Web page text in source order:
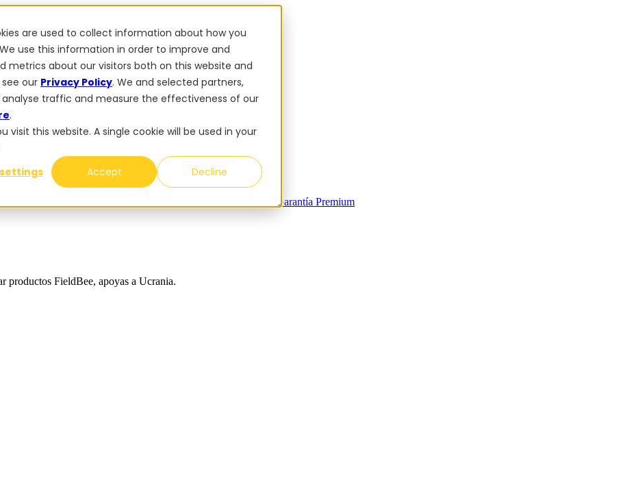
are used to collect information about how you
use this information in order to improve and
metrics about our visitors both on this website and
our Privacy Policy. We and selected partners,
traffic and measure the effectiveness of our
.
this website. A single cookie will be used in your
Accept Decline
FieldBee, apoyas a Ucrania.
ISOBUS Jaltest
1 año de Garantía Premium
productos FieldBee, apoyas a Ucrania.